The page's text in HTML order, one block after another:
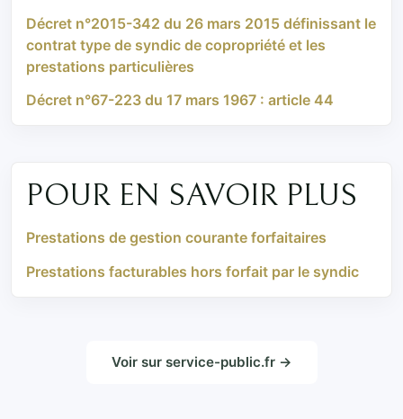
Décret n°2015-342 du 26 mars 2015 définissant le
contrat type de syndic de copropriété et les
prestations particulières
Décret n°67-223 du 17 mars 1967 : article 44
POUR EN SAVOIR PLUS
Prestations de gestion courante forfaitaires
Prestations facturables hors forfait par le syndic
Voir sur service-public.fr →